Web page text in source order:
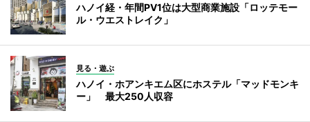
ハノイ経・年間PV1位は大型商業施設「ロッテモー
ル・ウエストレイク」
見る・遊ぶ
ハノイ・ホアンキエム区にホステル「マッドモンキ
ー」 最大250人収容